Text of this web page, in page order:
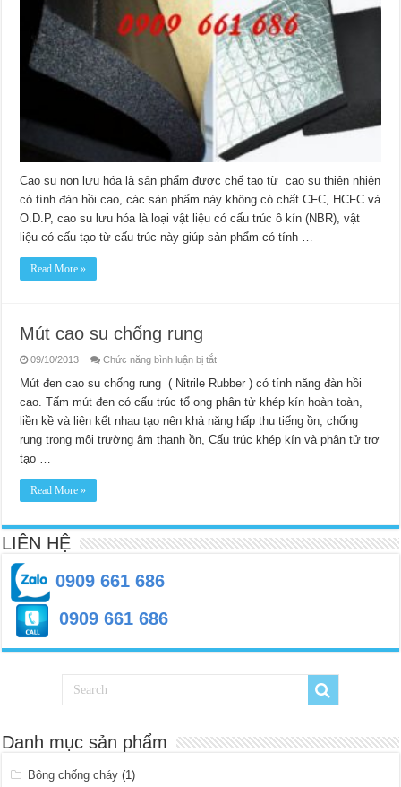
dạng
tấm
Cao su non lưu hóa là sản phẩm được chế tạo từ cao su thiên nhiên
có tính đàn hồi cao, các sản phẩm này không có chất CFC, HCFC và
O.D.P, cao su lưu hóa là loại vật liệu có cấu trúc ô kín (NBR), vật
liệu có cấu tạo từ cấu trúc này giúp sản phẩm có tính …
Read More »
Mút cao su chống rung
09/10/2013 Chức năng bình luận bị tắtở
cao
chống
Mút đen cao su chống rung ( Nitrile Rubber ) có tính năng đàn hồi
cao. Tấm mút đen có cấu trúc tổ ong phân tử khép kín hoàn toàn,
liền kề và liên kết nhau tạo nên khả năng hấp thu tiếng ồn, chống
rung trong môi trường âm thanh ồn, Cấu trúc khép kín và phân tử trơ
tạo …
Read More »
LIÊN HỆ
0909 661 686
0909 661 686
Danh mục sản phẩm
Bông chống cháy (1)